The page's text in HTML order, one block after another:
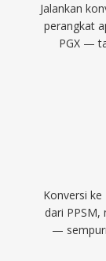
Jalankan
perangkat
PGX —
Konversi
dari PPSM,
—